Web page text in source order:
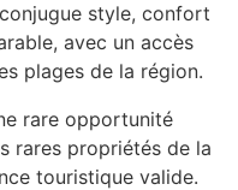
style, confort
avec un accès
plages de la région.
rare opportunité
rares propriétés de la
touristique valide.